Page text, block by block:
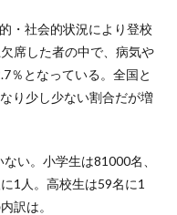
・社会的状況により登校
席した者の中で、病気や
％となっている。全国と
り少し少ない割合だが増
い。小学生は81000名、
1人。高校生は59名に1
訳は。